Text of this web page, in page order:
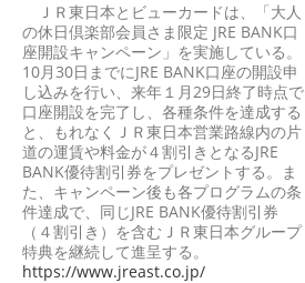
ＪＲ東日本とビューカードは、「大人
の休日倶楽部会員さま限定 JRE BANK口
座開設キャンペーン」を実施している。
10月30日までにJRE BANK口座の開設申
し込みを行い、来年１月29日終了時点で
口座開設を完了し、各種条件を達成する
と、もれなくＪＲ東日本営業路線内の片
道の運賃や料金が４割引きとなるJRE
BANK優待割引券をプレゼントする。ま
た、キャンペーン後も各プログラムの条
件達成で、同じJRE BANK優待割引券
（４割引き）を含むＪＲ東日本グループ
特典を継続して進呈する。
https://www.jreast.co.jp/